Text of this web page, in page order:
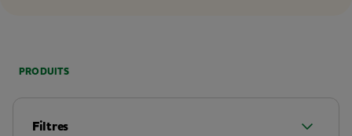
PRODUITS
Filtres